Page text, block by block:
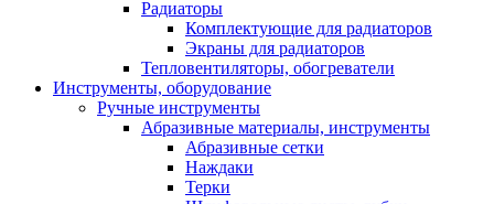
Радиаторы
Комплектующие для радиаторов
Экраны для радиаторов
Тепловентиляторы, обогреватели
Инструменты, оборудование
Ручные инструменты
Абразивные материалы, инструменты
Абразивные сетки
Наждаки
Терки